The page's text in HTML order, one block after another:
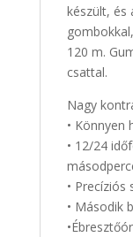
készült, és
120 m.
csattal.
Nagy
• Könnyen
• 12/24
• Precíziós
• Második